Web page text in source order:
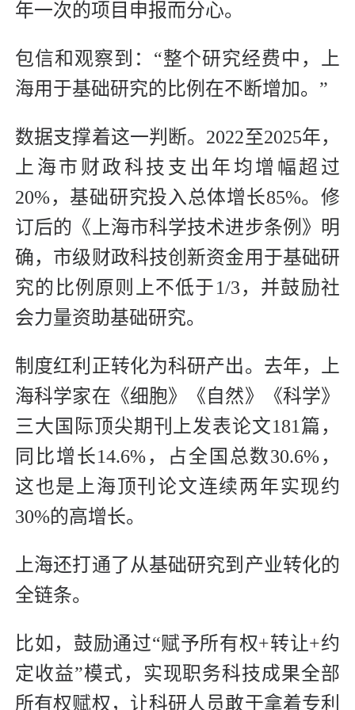
年一次的项目申报而分心。
包信和观察到：“整个研究经费中，上
海用于基础研究的比例在不断增加。”
数据支撑着这一判断。2022至2025年，
上海市财政科技支出年均增幅超过
20%，基础研究投入总体增长85%。修
订后的《上海市科学技术进步条例》明
确，市级财政科技创新资金用于基础研
究的比例原则上不低于1/3，并鼓励社
会力量资助基础研究。
制度红利正转化为科研产出。去年，上
海科学家在《细胞》《自然》《科学》
三大国际顶尖期刊上发表论文181篇，
同比增长14.6%，占全国总数30.6%，
这也是上海顶刊论文连续两年实现约
30%的高增长。
上海还打通了从基础研究到产业转化的
全链条。
比如，鼓励通过“赋予所有权+转让+约
定收益”模式，实现职务科技成果全部
所有权赋权，让科研人员敢于拿着专利